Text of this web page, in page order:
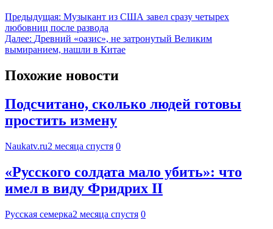
Предыдущая: Музыкант из США завел сразу четырех
любовниц после развода
Далее: Древний «оазис», не затронутый Великим
вымиранием, нашли в Китае
Похожие новости
Подсчитано, сколько людей готовы
простить измену
Naukatv.ru2 месяца спустя 0
«Русского солдата мало убить»: что
имел в виду Фридрих II
Русская семерка2 месяца спустя 0